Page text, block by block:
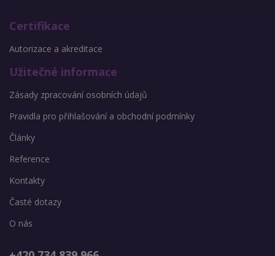
Certifikace
Autorizace a akreditace
Užitečné informace
Zásady zpracování osobních údajů
Pravidla pro přihlašování a obchodní podmínky
Články
Reference
Kontakty
Časté dotazy
O nás